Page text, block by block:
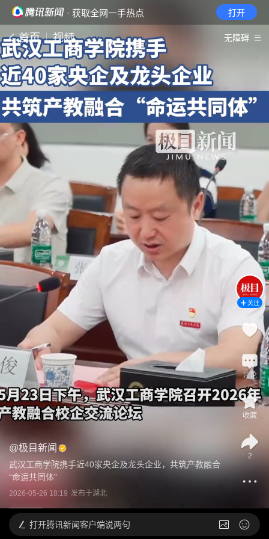
· 获取全网一手热点 打开
首页 视频 无障碍
@极目新闻
武汉工商学院携手近40家央企及龙头企业，共筑产教融合
“命运共同体”
2026-05-26 18:19 发布于湖北
关注
评论
收藏
2
打开腾讯新闻客户端说两句